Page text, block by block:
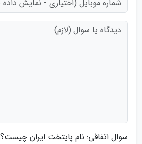
سوال اتفاقی: نام پایتخت ایران چیست؟